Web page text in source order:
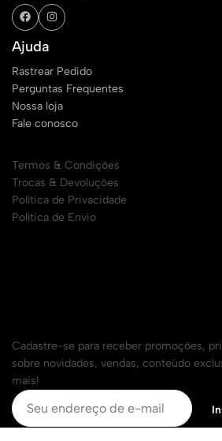
Ajuda
Rastrear Pedido
Perguntas Frequentes
Nossa loja
Fale conosco
Termos & Condições
Trocas & Devoluções
Política de Privacidade
Política de Envio
Cadastre-se para receber promoções,
sobre novidades, vendas, conteúdo
mais!